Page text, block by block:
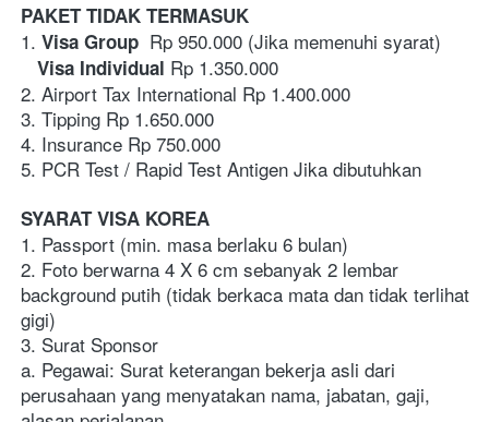
PAKET TIDAK TERMASUK
1. Visa Group
  Rp 950.000 (Jika memenuhi syarat)
   Visa Individual
Rp 1.350.000
2. Airport Tax International Rp 1.400.000
3. Tipping Rp 1.650.000
4. Insurance Rp 750.000
5. PCR Test / Rapid Test Antigen Jika dibutuhkan
SYARAT VISA KOREA
1. Passport (min. masa berlaku 6 bulan)
2. Foto berwarna 4 X 6 cm sebanyak 2 lembar
background putih (tidak berkaca mata dan tidak terlihat
gigi)
3. Surat Sponsor
a. Pegawai: Surat keterangan bekerja asli dari
perusahaan yang menyatakan nama, jabatan, gaji,